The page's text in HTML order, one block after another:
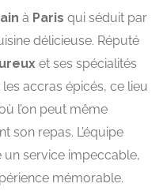
à Paris qui séduit par
délicieuse. Réputé
et ses spécialités
accras épicés, ce lieu
l’on peut même
son repas. L’équipe
service impeccable,
mémorable.